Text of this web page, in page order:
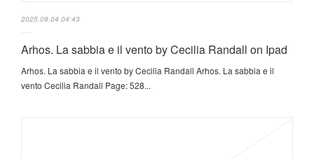
2025.09.04 04:43
Arhos. La sabbia e il vento by Cecilia Randall on Ipad
Arhos. La sabbia e il vento by Cecilia Randall Arhos. La sabbia e il
vento Cecilia Randall Page: 528...